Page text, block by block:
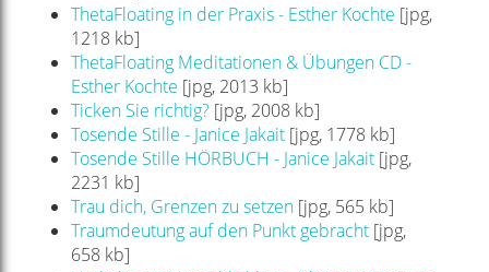
ThetaFloating in der Praxis - Esther Kochte [jpg,
1218 kb]
ThetaFloating Meditationen & Übungen CD -
Esther Kochte [jpg, 2013 kb]
Ticken Sie richtig? [jpg, 2008 kb]
Tosende Stille - Janice Jakait[jpg, 1778 kb]
Tosende Stille HÖRBUCH - Janice Jakait[jpg,
2231 kb]
Trau dich, Grenzen zu setzen[jpg, 565 kb]
Traumdeutung auf den Punkt gebracht[jpg,
658 kb]